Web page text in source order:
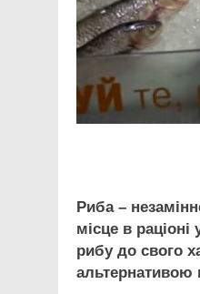
Риба –
місце в
рибу до свого
альтернативою